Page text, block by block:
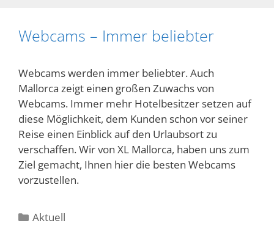
Webcams – Immer beliebter
Webcams werden immer beliebter. Auch
Mallorca zeigt einen großen Zuwachs von
Webcams. Immer mehr Hotelbesitzer setzen auf
diese Möglichkeit, dem Kunden schon vor seiner
Reise einen Einblick auf den Urlaubsort zu
verschaffen. Wir von XL Mallorca, haben uns zum
Ziel gemacht, Ihnen hier die besten Webcams
vorzustellen.
Kategorien
Aktuell